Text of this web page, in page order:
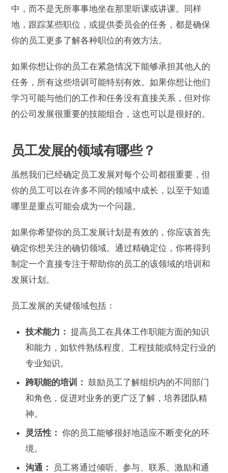
中，而不是无所事事地坐在那里听课或讲课。同样
地，跟踪某些职位，或提供委员会的任务，都是确保
你的员工更多了解各种职位的有效方法。
如果你想让你的员工在紧急情况下能够承担其他人的
任务，所有这些培训可能特别有效。如果你想让他们
学习可能与他们的工作和任务没有直接关系，但对你
的公司发展很重要的技能组合，这也可以是很好的。
员工发展的领域有哪些？
虽然我们已经确定员工发展对每个公司都很重要，但
你的员工可以在许多不同的领域中成长，以至于知道
哪里是重点可能会成为一个问题。
如果你希望你的员工发展计划是有效的，你应该首先
确定你想关注的确切领域。通过精确定位，你将得到
制定一个直接专注于帮助你的员工的该领域的培训和
发展计划。
员工发展的关键领域包括：
技术能力： 提高员工在具体工作职能方面的知识
和能力，如软件熟练程度、工程技能或特定行业的
专业知识。
跨职能的培训： 鼓励员工了解组织内的不同部门
和角色，促进对业务的更广泛了解，培养团队精
神。
灵活性： 你的员工能够很好地适应不断变化的环
境。
沟通：
员工将通过倾听、参与、联系、激励和通